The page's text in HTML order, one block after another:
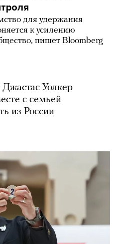
для удержания
к усилению
пишет Bloomberg
Уолкер
с семьей
из России